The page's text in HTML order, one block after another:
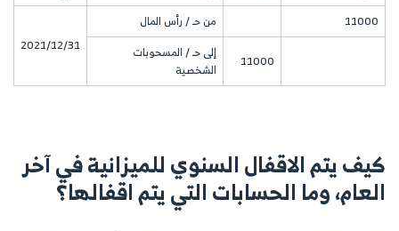
11000
من حـ / رأس المال
2021/12/31
11000
إلى حـ / المسحوبات
الشخصية
كيف يتم الاقفال السنوي للميزانية في آخر
العام، وما الحسابات التي يتم اقفالها؟